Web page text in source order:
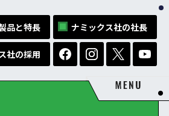
品と特長 ナミックス社の社長
社の採用